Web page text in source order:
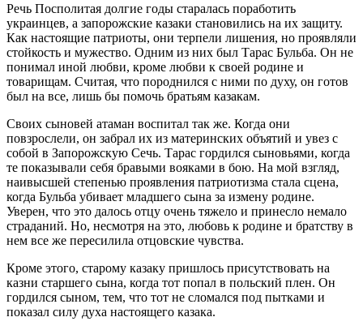
Речь Посполитая долгие годы старалась поработить
украинцев, а запорожские казаки становились на их защиту.
Как настоящие патриоты, они терпели лишения, но проявляли
стойкость и мужество. Одним из них был Тарас Бульба. Он не
понимал иной любви, кроме любви к своей родине и
товарищам. Считая, что породнился с ними по духу, он готов
был на все, лишь бы помочь братьям казакам.
Своих сыновей атаман воспитал так же. Когда они
повзрослели, он забрал их из материнских объятий и увез с
собой в Запорожскую Сечь. Тарас гордился сыновьями, когда
те показывали себя бравыми вояками в бою. На мой взгляд,
наивысшей степенью проявления патриотизма стала сцена,
когда Бульба убивает младшего сына за измену родине.
Уверен, что это далось отцу очень тяжело и принесло немало
страданий. Но, несмотря на это, любовь к родине и братству в
нем все же пересилила отцовские чувства.
Кроме этого, старому казаку пришлось присутствовать на
казни старшего сына, когда тот попал в польский плен. Он
гордился сыном, тем, что тот не сломался под пытками и
показал силу духа настоящего казака.